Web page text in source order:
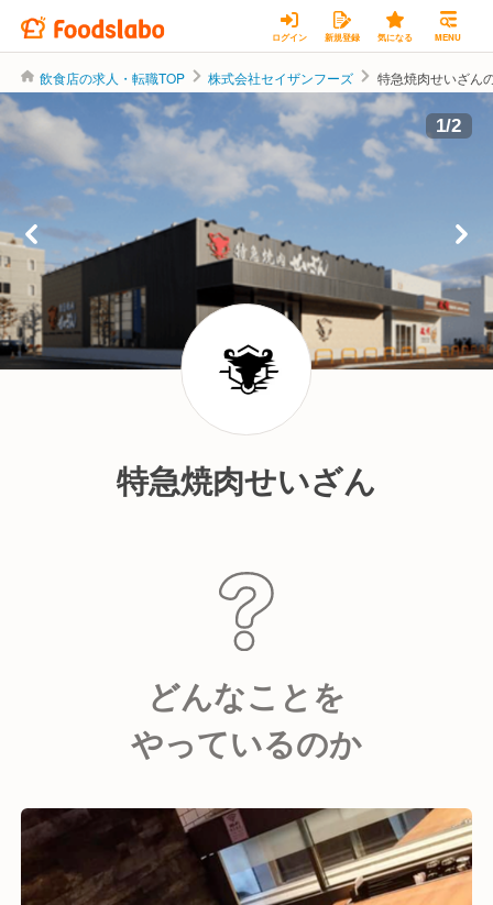
ログイン 新規登録 気になる MENU
飲食店の求人・転職TOP 株式会社セイザンフーズ 特急焼肉せいざん
株式会社セイザンフーズ 1/2
特急焼肉せいざん
どんなことを
やっているのか